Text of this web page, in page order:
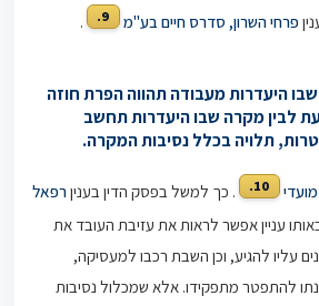
פרחי השרון, סדרס חיים בע"מ 9.
.
היעדרות מעבודה תהווה הפרת חוזה
לבין מקרה שבו היעדרות תחשב
תלויה בכלל נסיבות המקרה.
10. . כך למשל בפסק הדין בעניןרפאל
עניין אפשר לראות את עזיבת העובד את
עליו להגיע, וכן השבת רכבו למעסיקה,
להתפטר מתפקידו. אלא שמכלול נסיבות